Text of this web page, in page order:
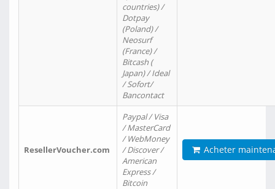
countries) /
Dotpay
(Poland) /
Neosurf
(France) /
Bitcash (
Japan) / Ideal
/ Sofort/
Bancontact
ResellerVoucher.com
Paypal / Visa
/ MasterCard
/ WebMoney
/ Discover /
American
Express /
Bitcoin
Acheter